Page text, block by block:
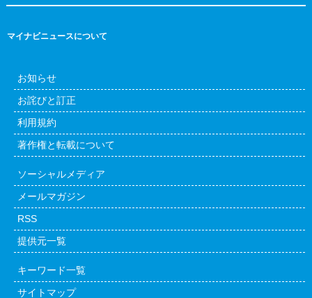
マイナビニュースについて
お知らせ
お詫びと訂正
利用規約
著作権と転載について
ソーシャルメディア
メールマガジン
RSS
提供元一覧
キーワード一覧
サイトマップ